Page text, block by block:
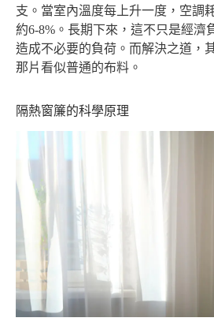
支。當室內溫度每上升一度，空調
約6-8%。長期下來，這不只是經濟
造成不必要的負荷。而解決之道，
那片看似普通的布料。
隔熱窗簾的科學原理